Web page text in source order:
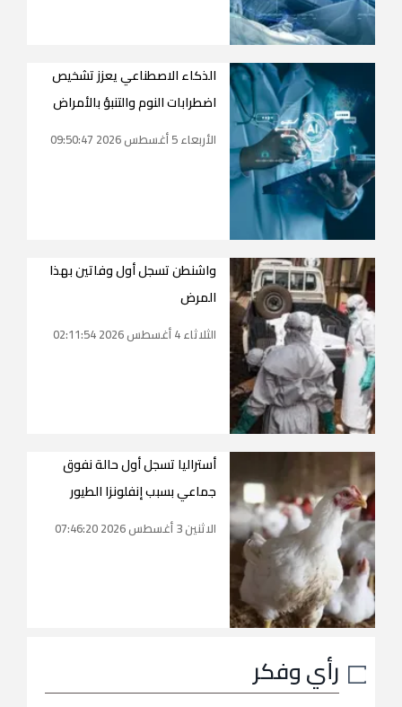
الذكاء الاصطناعي يعزز تشخيص
اضطرابات النوم والتنبؤ بالأمراض
الأربعاء 5 أغسطس 2026 09:50:47
واشنطن تسجل أول وفاتين بهذا
المرض
الثلاثاء 4 أغسطس 2026 02:11:54
أستراليا تسجل أول حالة نفوق
جماعي بسبب إنفلونزا الطيور
الاثنين 3 أغسطس 2026 07:46:20
رأي وفكر